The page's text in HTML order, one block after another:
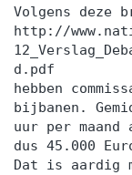
Volgens deze
http://
d.pdf
hebben
bijbanen.
uur per
dus 45.000
Dat is aardig